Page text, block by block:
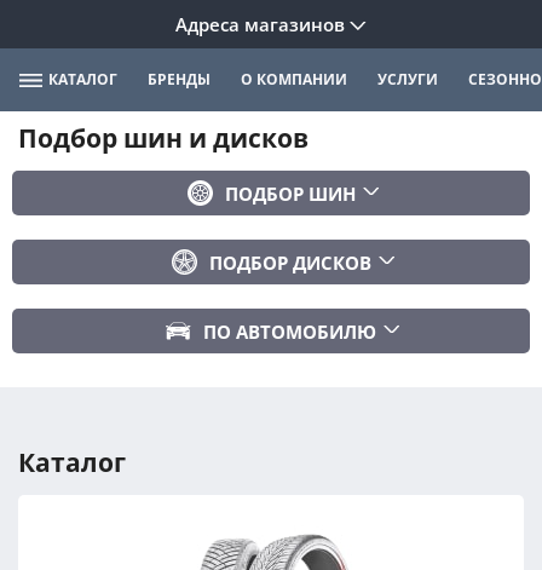
Адреса магазинов
КАТАЛОГ БРЕНДЫ О КОМПАНИИ УСЛУГИ
Подбор шин и дисков
ПОДБОР ШИН
Сбросить
ПОДБОР ДИСКОВ
ПОДОБРАТЬ
ПО АВТОМОБИЛЮ
Год авто
Каталог